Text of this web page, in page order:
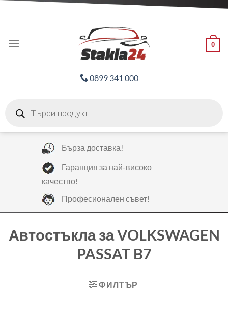
0
0899 341 000
search
Бърза доставка!
Гаранция за най-високо
качество!
Професионален съвет!
Автостъкла за VOLKSWAGEN
PASSAT B7
ФИЛТЪР